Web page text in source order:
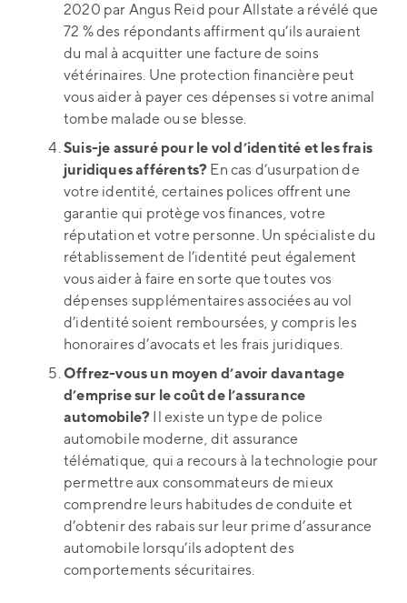
2020 par Angus Reid pour Allstate a révélé que
72 % des répondants affirment qu’ils auraient
du mal à acquitter une facture de soins
vétérinaires. Une protection financière peut
vous aider à payer ces dépenses si votre animal
tombe malade ou se blesse.
Suis-je assuré pour le vol d’identité et les frais
juridiques afférents? En cas d’usurpation de
votre identité, certaines polices offrent une
garantie qui protège vos finances, votre
réputation et votre personne. Un spécialiste du
rétablissement de l’identité peut également
vous aider à faire en sorte que toutes vos
dépenses supplémentaires associées au vol
d’identité soient remboursées, y compris les
honoraires d’avocats et les frais juridiques.
Offrez-vous un moyen d’avoir davantage
d’emprise sur le coût de l’assurance
automobile? Il existe un type de police
automobile moderne, dit assurance
télématique, qui a recours à la technologie pour
permettre aux consommateurs de mieux
comprendre leurs habitudes de conduite et
d’obtenir des rabais sur leur prime d’assurance
automobile lorsqu’ils adoptent des
comportements sécuritaires.